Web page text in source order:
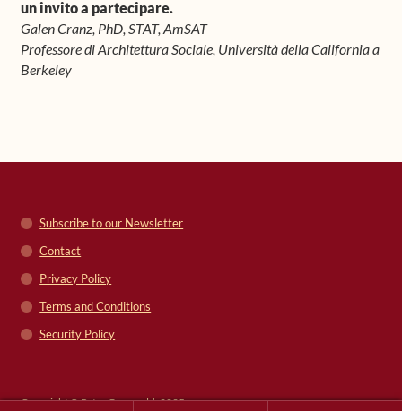
un invito a partecipare.
Galen Cranz, PhD, STAT, AmSAT
Professore di Architettura Sociale, Università della California a
Berkeley
Subscribe to our Newsletter
Contact
Privacy Policy
Terms and Conditions
Security Policy
Copyright © Peter Grunwald, 2025